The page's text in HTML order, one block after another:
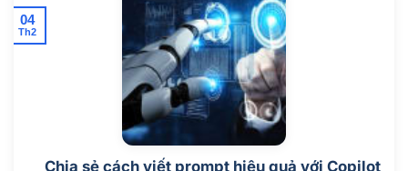
Chia sẻ cách viết prompt hiệu quả với Copilot
04
Th2